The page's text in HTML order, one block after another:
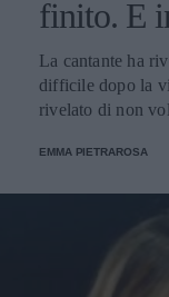
finito. E
La cantante ha
difficile dopo la
rivelato di non
EMMA PIETRAROSA